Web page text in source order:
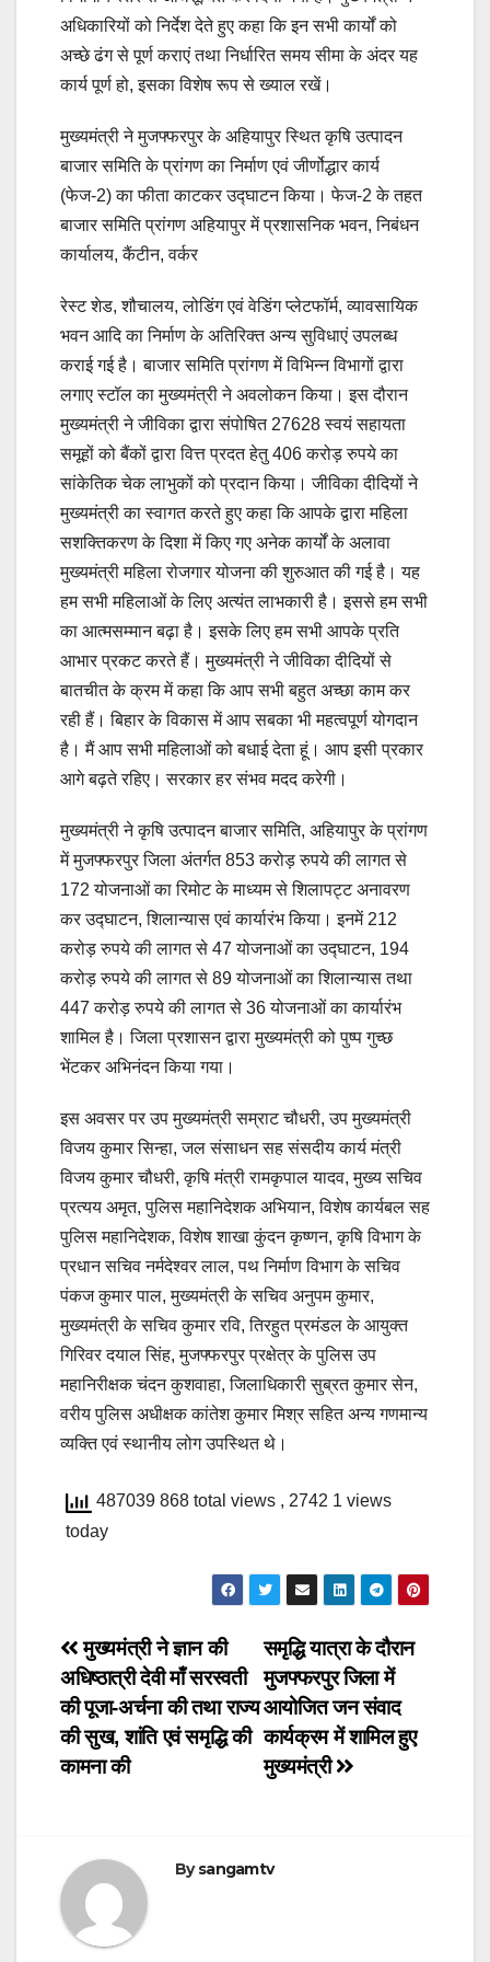
अधिकारियों को निर्देश देते हुए कहा कि इन सभी कार्यों को
अच्छे ढंग से पूर्ण कराएं तथा निर्धारित समय सीमा के अंदर यह
कार्य पूर्ण हो, इसका विशेष रूप से ख्याल रखें।
मुख्यमंत्री ने मुजफ्फरपुर के अहियापुर स्थित कृषि उत्पादन
बाजार समिति के प्रांगण का निर्माण एवं जीर्णोद्धार कार्य
(फेज-2) का फीता काटकर उद्घाटन किया। फेज-2 के तहत
बाजार समिति प्रांगण अहियापुर में प्रशासनिक भवन, निबंधन
कार्यालय, कैंटीन, वर्कर
रेस्ट शेड, शौचालय, लोडिंग एवं वेडिंग प्लेटफॉर्म, व्यावसायिक
भवन आदि का निर्माण के अतिरिक्त अन्य सुविधाएं उपलब्ध
कराई गई है। बाजार समिति प्रांगण में विभिन्न विभागों द्वारा
लगाए स्टॉल का मुख्यमंत्री ने अवलोकन किया। इस दौरान
मुख्यमंत्री ने जीविका द्वारा संपोषित 27628 स्वयं सहायता
समूहों को बैंकों द्वारा वित्त प्रदत हेतु 406 करोड़ रुपये का
सांकेतिक चेक लाभुकों को प्रदान किया। जीविका दीदियों ने
मुख्यमंत्री का स्वागत करते हुए कहा कि आपके द्वारा महिला
सशक्तिकरण के दिशा में किए गए अनेक कार्यों के अलावा
मुख्यमंत्री महिला रोजगार योजना की शुरुआत की गई है। यह
हम सभी महिलाओं के लिए अत्यंत लाभकारी है। इससे हम सभी
का आत्मसम्मान बढ़ा है। इसके लिए हम सभी आपके प्रति
आभार प्रकट करते हैं। मुख्यमंत्री ने जीविका दीदियों से
बातचीत के क्रम में कहा कि आप सभी बहुत अच्छा काम कर
रही हैं। बिहार के विकास में आप सबका भी महत्वपूर्ण योगदान
है। मैं आप सभी महिलाओं को बधाई देता हूं। आप इसी प्रकार
आगे बढ़ते रहिए। सरकार हर संभव मदद करेगी।
मुख्यमंत्री ने कृषि उत्पादन बाजार समिति, अहियापुर के प्रांगण
में मुजफ्फरपुर जिला अंतर्गत 853 करोड़ रुपये की लागत से
172 योजनाओं का रिमोट के माध्यम से शिलापट्ट अनावरण
कर उद्घाटन, शिलान्यास एवं कार्यारंभ किया। इनमें 212
करोड़ रुपये की लागत से 47 योजनाओं का उ‌द्घाटन, 194
करोड़ रुपये की लागत से 89 योजनाओं का शिलान्यास तथा
447 करोड़ रुपये की लागत से 36 योजनाओं का कार्यारंभ
शामिल है। जिला प्रशासन द्वारा मुख्यमंत्री को पुष्प गुच्छ
भेंटकर अभिनंदन किया गया।
इस अवसर पर उप मुख्यमंत्री सम्राट चौधरी, उप मुख्यमंत्री
विजय कुमार सिन्हा, जल संसाधन सह संसदीय कार्य मंत्री
विजय कुमार चौधरी, कृषि मंत्री रामकृपाल यादव, मुख्य सचिव
प्रत्यय अमृत, पुलिस महानिदेशक अभियान, विशेष कार्यबल सह
पुलिस महानिदेशक, विशेष शाखा कुंदन कृष्णन, कृषि विभाग के
प्रधान सचिव नर्मदेश्वर लाल, पथ निर्माण विभाग के सचिव
पंकज कुमार पाल, मुख्यमंत्री के सचिव अनुपम कुमार,
मुख्यमंत्री के सचिव कुमार रवि, तिरहुत प्रमंडल के आयुक्त
गिरिवर दयाल सिंह, मुजफ्फरपुर प्रक्षेत्र के पुलिस उप
महानिरीक्षक चंदन कुशवाहा, जिलाधिकारी सुब्रत कुमार सेन,
वरीय पुलिस अधीक्षक कांतेश कुमार मिश्र सहित अन्य गणमान्य
व्यक्ति एवं स्थानीय लोग उपस्थित थे।
487039 868 total views , 2742 1 views
today
Post
navigation
समृद्धि यात्रा के दौरान
मुजफ्फरपुर जिला में
आयोजित जन संवाद
कार्यक्रम में शामिल हुए
मुख्यमंत्री
मुख्यमंत्री ने ज्ञान की
अधिष्ठात्री देवी माँ सरस्वती
की पूजा-अर्चना की तथा राज्य
की सुख, शांति एवं समृद्धि की
कामना की
Bysangamtv